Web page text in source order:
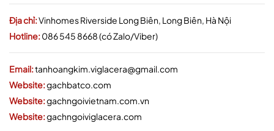
Địa chỉ:Vinhomes Riverside Long Biên, Long Biên, Hà Nội
Hotline:086 545 8668 (có Zalo/Viber)
Email:tanhoangkim.viglacera@gmail.com
Website:gachbatco.com
Website:gachngoivietnam.com.vn
Website:gachngoiviglacera.com